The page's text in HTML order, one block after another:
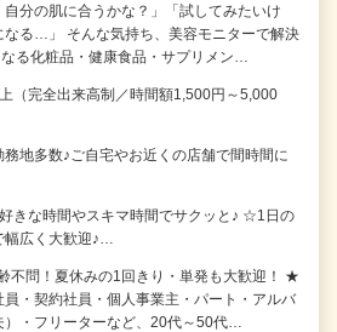
自分の肌に合うかな？」「試してみたいけ
なる…」 そんな気持ち、美容モニターで解決
る化粧品・健康食品・サプリメン…
（完全出来高制／時間額1,500円～5,000
地多数♪ご自宅やお近くの店舗で間時間に
きな時間やスキマ時間でサクッと♪ ☆1日の
広く大歓迎♪…
不問！夏休みの1回きり・単発も大歓迎！ ★
員・契約社員・個人事業主・パート・アルバ
）・フリーターなど、20代～50代…